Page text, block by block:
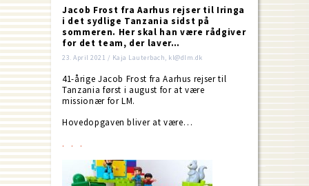
Jacob Frost fra Aarhus rejser til Iringa
i det sydlige Tanzania sidst på
sommeren. Her skal han være rådgiver
for det team, der laver…
23. April 2021 / Kaja Lauterbach, kl@dlm.dk
41-årige Jacob Frost fra Aarhus rejser til
Tanzania først i august for at være
missionær for LM.
Hovedopgaven bliver at være…